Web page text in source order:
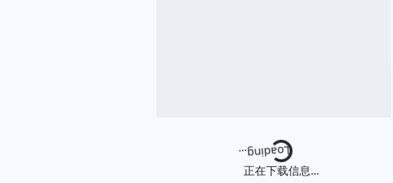
Loading...
正在下载信息...